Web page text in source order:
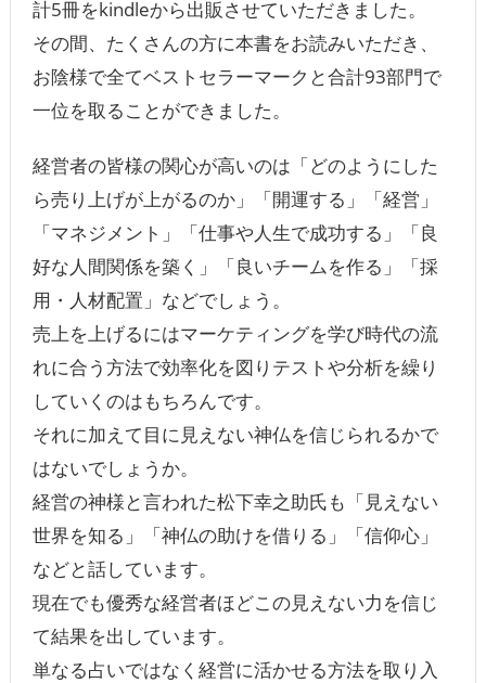
計5冊をkindleから出販させていただきました。
その間、たくさんの方に本書をお読みいただき、
お陰様で全てベストセラーマークと合計93部門で
一位を取ることができました。
経営者の皆様の関心が高いのは「どのようにした
ら売り上げが上がるのか」「開運する」「経営」
「マネジメント」「仕事や人生で成功する」「良
好な人間関係を築く」「良いチームを作る」「採
用・人材配置」などでしょう。
売上を上げるにはマーケティングを学び時代の流
れに合う方法で効率化を図りテストや分析を繰り
していくのはもちろんです。
それに加えて目に見えない神仏を信じられるかで
はないでしょうか。
経営の神様と言われた松下幸之助氏も「見えない
世界を知る」「神仏の助けを借りる」「信仰心」
などと話しています。
現在でも優秀な経営者ほどこの見えない力を信じ
て結果を出しています。
単なる占いではなく経営に活かせる方法を取り入